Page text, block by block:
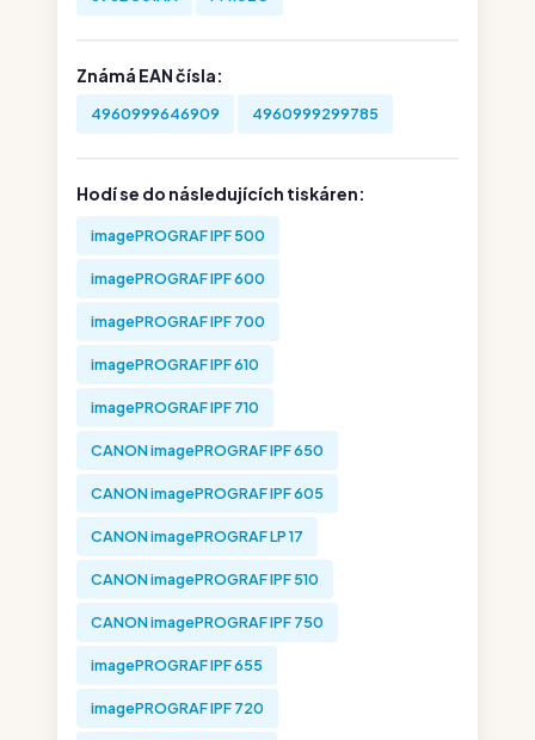
Známá EAN čísla:
4960999646909 4960999299785
Hodí se do následujících tiskáren:
imagePROGRAF IPF 500
imagePROGRAF IPF 600
imagePROGRAF IPF 700
imagePROGRAF IPF 610
imagePROGRAF IPF 710
CANON imagePROGRAF IPF 650
CANON imagePROGRAF IPF 605
CANON imagePROGRAF LP 17
CANON imagePROGRAF IPF 510
CANON imagePROGRAF IPF 750
imagePROGRAF IPF 655
imagePROGRAF IPF 720